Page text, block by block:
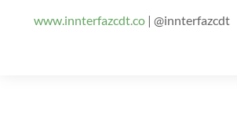
www.innterfazcdt.co | @innterfazcdt